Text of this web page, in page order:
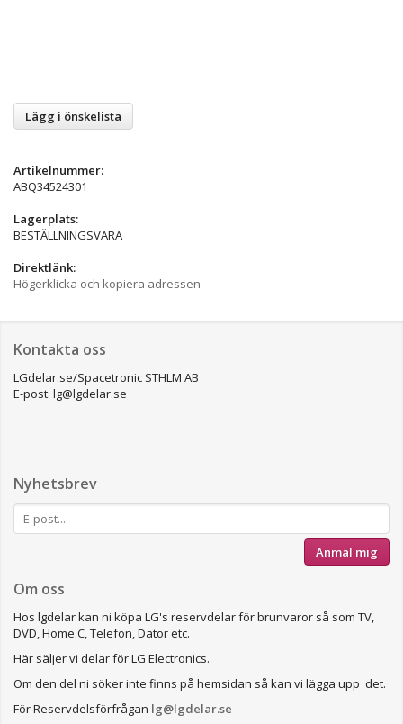
Lägg i önskelista
Artikelnummer:
ABQ34524301
Lagerplats:
BESTÄLLNINGSVARA
Direktlänk:
Högerklicka och kopiera adressen
Kontakta oss
LGdelar.se/Spacetronic STHLM AB
E-post: lg@lgdelar.se
Nyhetsbrev
Anmäl mig
Om oss
Hos lgdelar kan ni köpa LG's reservdelar för brunvaror så som TV,
DVD, Home.C, Telefon, Dator etc.
Här säljer vi delar för LG Electronics.
Om den del ni söker inte finns på hemsidan så kan vi lägga upp det.
För Reservdelsförfrågan lg@lgdelar.se